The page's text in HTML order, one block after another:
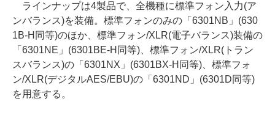
ラインナップは4製品で、全機種に標準フォン入力(ア
ンバランス)を装備。標準フォンのみの「6301NB」(630
1B-H同等)のほか、標準フォン/XLR(電子バランス)装備の
「6301NE」(6301BE-H同等)、標準フォン/XLR(トラン
スバランス)の「6301NX」(6301BX-H同等)、標準フォ
ン/XLR(デジタルAES/EBU)の「6301ND」(6301D同等)
を用意する。